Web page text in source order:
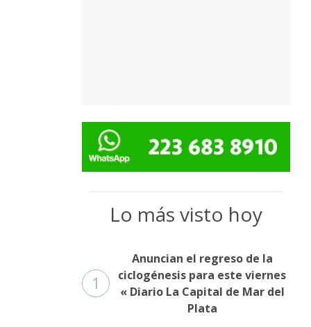
Lo más visto hoy
1
Anuncian el regreso de la
ciclogénesis para este viernes
« Diario La Capital de Mar del
Plata